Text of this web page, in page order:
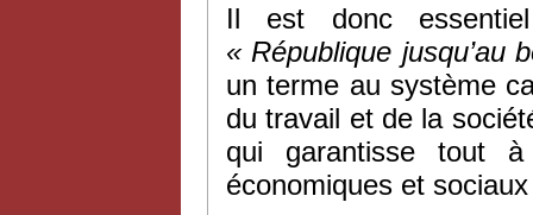
Il est donc
« République jusqu’au
un terme au système
du travail et de la
qui garantisse tout
économiques et